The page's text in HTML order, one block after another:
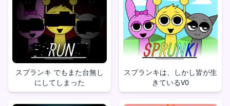
スプランキ でもまた台無し
にしてしまった
スプランキは、しかし皆が生
きているV0